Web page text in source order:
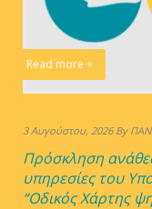
Read more +
3 Αυγούστου, 2026 By
Πρόσκληση
υπηρεσίες του
“Οδικός Χάρτης